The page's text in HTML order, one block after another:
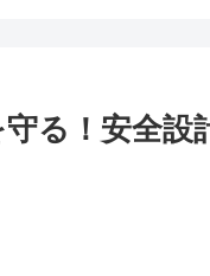
る！安全設